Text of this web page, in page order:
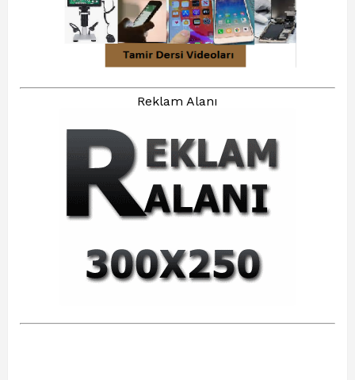
Reklam Alanı